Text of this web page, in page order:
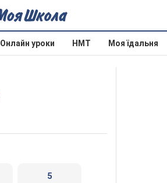
Онлайн уроки НМТ Моя їдальня
5